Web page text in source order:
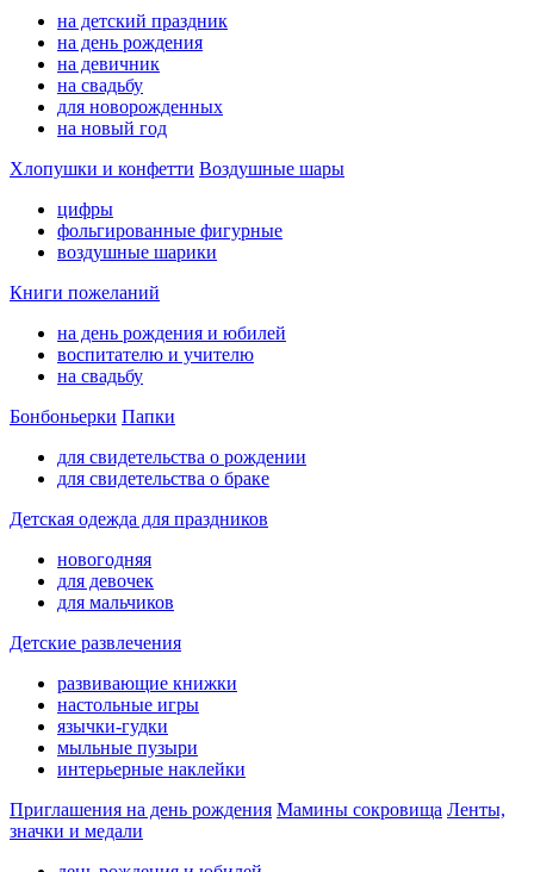
на детский праздник
на день рождения
на девичник
на свадьбу
для новорожденных
на новый год
Хлопушки и конфетти Воздушные шары
цифры
фольгированные фигурные
воздушные шарики
Книги пожеланий
на день рождения и юбилей
воспитателю и учителю
на свадьбу
Бонбоньерки Папки
для свидетельства о рождении
для свидетельства о браке
Детская одежда для праздников
новогодняя
для девочек
для мальчиков
Детские развлечения
развивающие книжки
настольные игры
язычки-гудки
мыльные пузыри
интерьерные наклейки
Приглашения на день рождения Мамины сокровища Ленты,
значки и медали